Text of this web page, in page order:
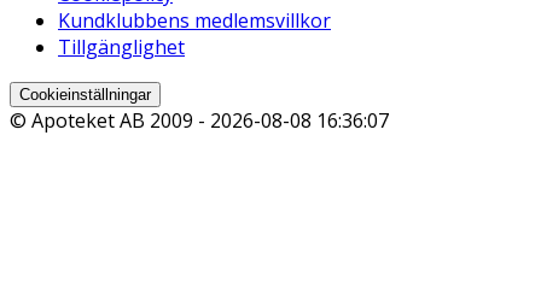
Kundklubbens medlemsvillkor
Tillgänglighet
Cookieinställningar
© Apoteket AB 2009 - 2026-08-08 16:36:07